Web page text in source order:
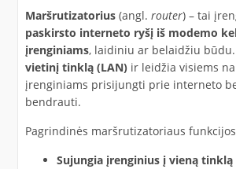
Maršrutizatorius(angl. router) – tai
paskirsto interneto ryšį iš modemo
įrenginiams, laidiniu ar belaidžiu būdu.
vietinį tinklą (LAN)ir leidžia visiems
įrenginiams prisijungti prie interneto
bendrauti.
Pagrindinės maršrutizatoriaus
Sujungia įrenginius į vieną tinklą